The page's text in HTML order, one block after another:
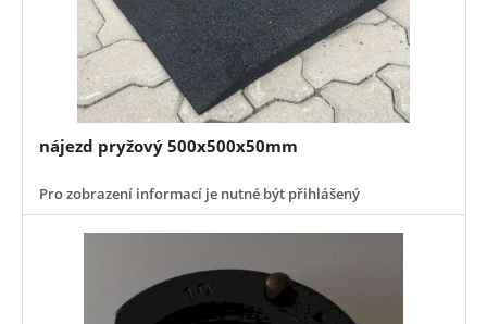
nájezd pryžový 500x500x50mm
Pro zobrazení informací je nutné být přihlášený